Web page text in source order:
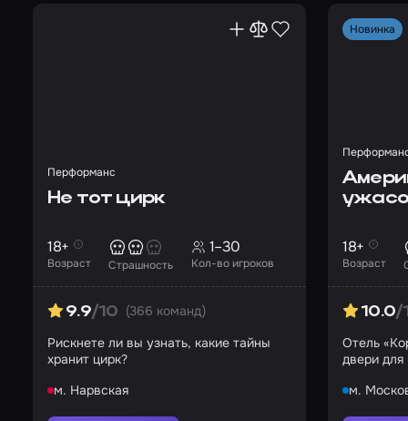
Перформанс
Не тот цирк
Возраст
18+
Страшность Кол-во игроков
1–30
9.9/10 (366 команд)
Рискнете ли вы узнать, какие тайны
хранит цирк?
м. Нарвская
Новинка
Возраст
18+
10.0/
Отель
двери для
м.